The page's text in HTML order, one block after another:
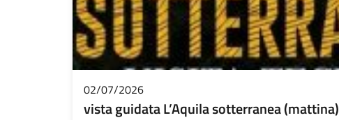
02/07/2026
vista guidata L’Aquila sotterranea (mattina)